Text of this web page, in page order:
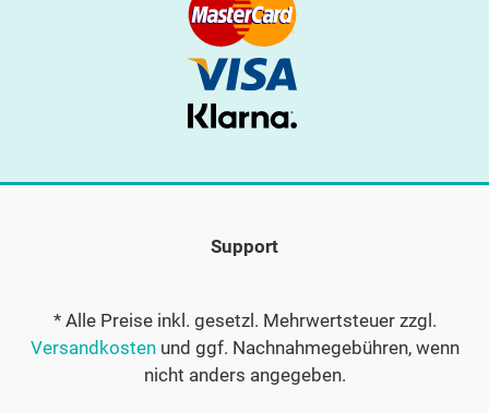
Support
* Alle Preise inkl. gesetzl. Mehrwertsteuer zzgl.
Versandkostenund ggf. Nachnahmegebühren, wenn
nicht anders angegeben.